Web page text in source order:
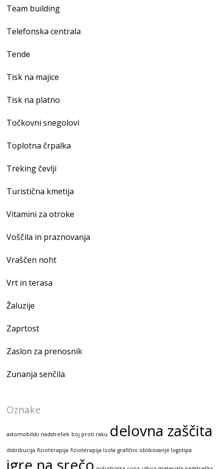
Team building
Telefonska centrala
Tende
Tisk na majice
Tisk na platno
Točkovni snegolovi
Toplotna črpalka
Treking čevlji
Turistična kmetija
Vitamini za otroke
Voščila in praznovanja
Vraščen noht
Vrt in terasa
Žaluzije
Zaprtost
Zaslon za prenosnik
Zunanja senčila
Oznake
avtomobilski nadstrešek boj proti raku delovna zaščita
distribucija fizioterapija fizioterapija Izola grafično oblikovanje logotipa